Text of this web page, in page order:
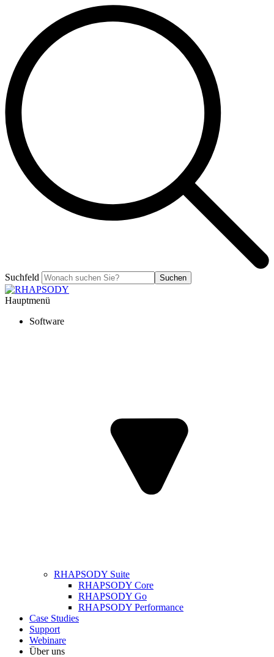
Suchfeld Suchen
Hauptmenü
Software
RHAPSODY Suite
RHAPSODY Core
RHAPSODY Go
RHAPSODY Performance
Case Studies
Support
Webinare
Über uns